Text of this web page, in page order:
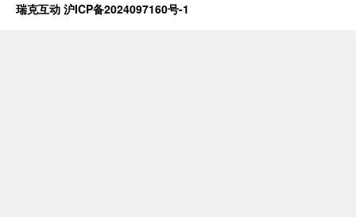
瑞克互动 沪ICP备2024097160号-1